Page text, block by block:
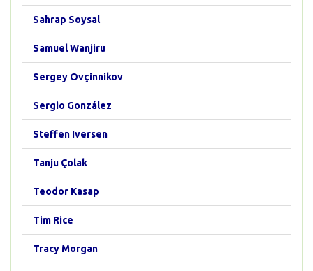
Sahrap Soysal
Samuel Wanjiru
Sergey Ovçinnikov
Sergio González
Steffen Iversen
Tanju Çolak
Teodor Kasap
Tim Rice
Tracy Morgan